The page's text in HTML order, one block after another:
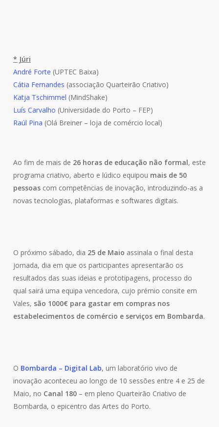
* Júri
André Forte (UPTEC Baixa)
Cátia Fernandes (associação Quarteirão Criativo)
Katja Tschimmel (MindShake)
Luís Carvalho (Universidade do Porto – FEP)
Raúl Pina (Olá Breiner – loja de comércio local)
Ao fim de mais de 26 horas de educação não formal, este
programa criativo, aberto e lúdico equipou mais de 50
pessoascom competências de inovação, introduzindo-as a
novas tecnologias, plataformas e softwares digitais.
O próximo sábado, dia 25 de Maio assinala o final desta
jornada, dia em que os participantes apresentarão os
resultados das suas ideias e prototipagens, processo do
qual sairá uma equipa vencedora, cujo prémio consite em
Vales, são 1000€ para gastar em compras nos
estabelecimentos de comércio e serviços em Bombarda.
O Bombarda – Digital Lab, um laboratório vivo de
inovação aconteceu ao longo de 10 sessões entre 4 e 25 de
Maio, no Canal 180– em pleno Quarteirão Criativo de
Bombarda, o epicentro das Artes do Porto.